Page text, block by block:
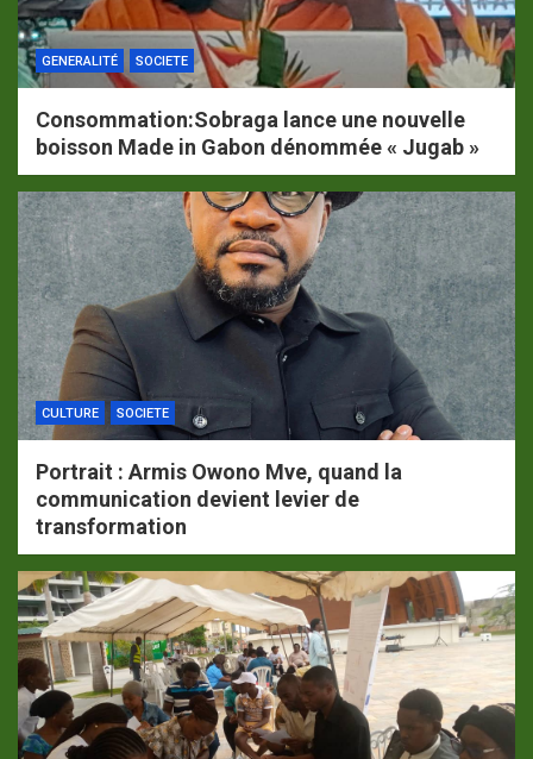
GENERALITÉ SOCIETE
Consommation:Sobraga lance une nouvelle
boisson Made in Gabon dénommée « Jugab »
CULTURE SOCIETE
Portrait : Armis Owono Mve, quand la
communication devient levier de
transformation